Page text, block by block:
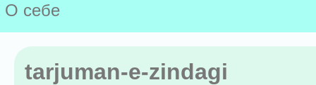
О себе
tarjuman-e-zindagi